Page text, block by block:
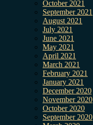
October 2021
September 2021
August 2021
July 2021
June 2021
May 2021
April 2021
March 2021
February 2021
January 2021
December 2020
November 2020
October 2020
September 2020